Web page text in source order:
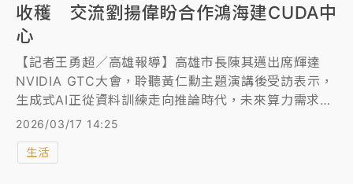
收穫 交流劉揚偉盼合作鴻海建CUDA中
心
【記者王勇超／高雄報導】高雄市長陳其邁出席輝達
NVIDIA GTC大會，聆聽黃仁勳主題演講後受訪表示，
生成式AI正從資料訓練走向推論時代，未來算力需求將
大幅增加，「算力即國力」。他並透露，此行與鴻海董
事長劉揚偉交流AI產業發展趨勢，期待未來與鴻海科技
集團等企業合作，高雄也歡迎鴻海持續投資。
2026/03/17 14:25
生活